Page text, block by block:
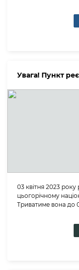
Увага! Пункт
03 квітня 2023 року
цьогорічному
Триватиме вона до